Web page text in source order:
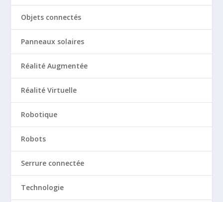
Objets connectés
Panneaux solaires
Réalité Augmentée
Réalité Virtuelle
Robotique
Robots
Serrure connectée
Technologie